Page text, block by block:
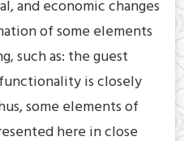
and economic changes
of some elements
such as: the guest
is closely
some elements of
here in close